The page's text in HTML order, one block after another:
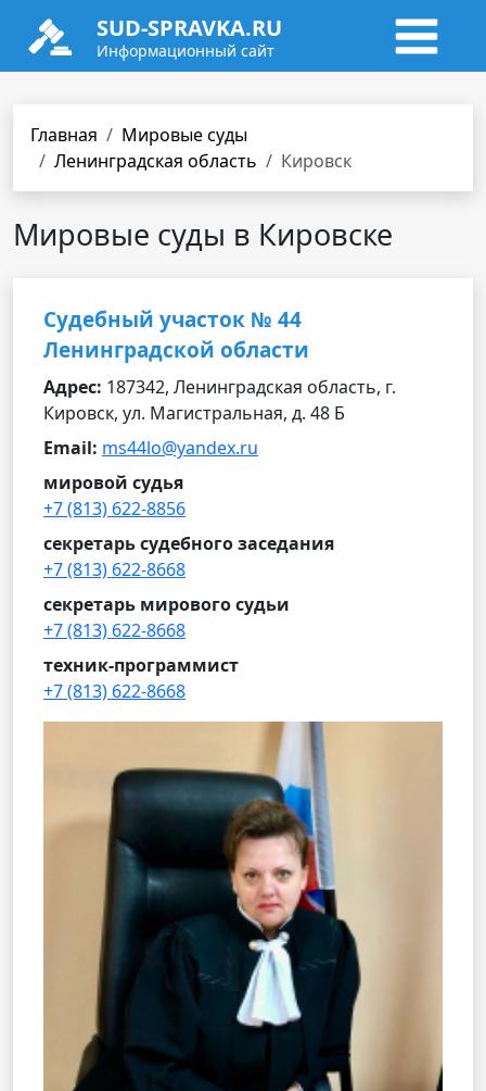
SUD-SPRAVKA.RU
Информационный сайт
Главная
Мировые суды
Ленинградская область
Кировск
Мировые суды в Кировске
Судебный участок № 44
Ленинградской области
Адрес: 187342, Ленинградская область, г.
Кировск, ул. Магистральная, д. 48 Б
Email: ms44lo@yandex.ru
мировой судья
+7 (813) 622-8856
секретарь судебного заседания
+7 (813) 622-8668
секретарь мирового судьи
+7 (813) 622-8668
техник-программист
+7 (813) 622-8668